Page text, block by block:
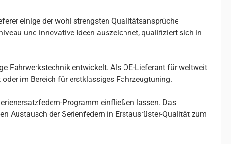
einige der wohl strengsten Qualitätsansprüche
und innovative Ideen auszeichnet, qualifiziert sich in
Fahrwerkstechnik entwickelt. Als OE-Lieferant für weltweit
im Bereich für erstklassiges Fahrzeugtuning.
Programm einfließen lassen. Das
Austausch der Serienfedern in Erstausrüster-Qualität zum